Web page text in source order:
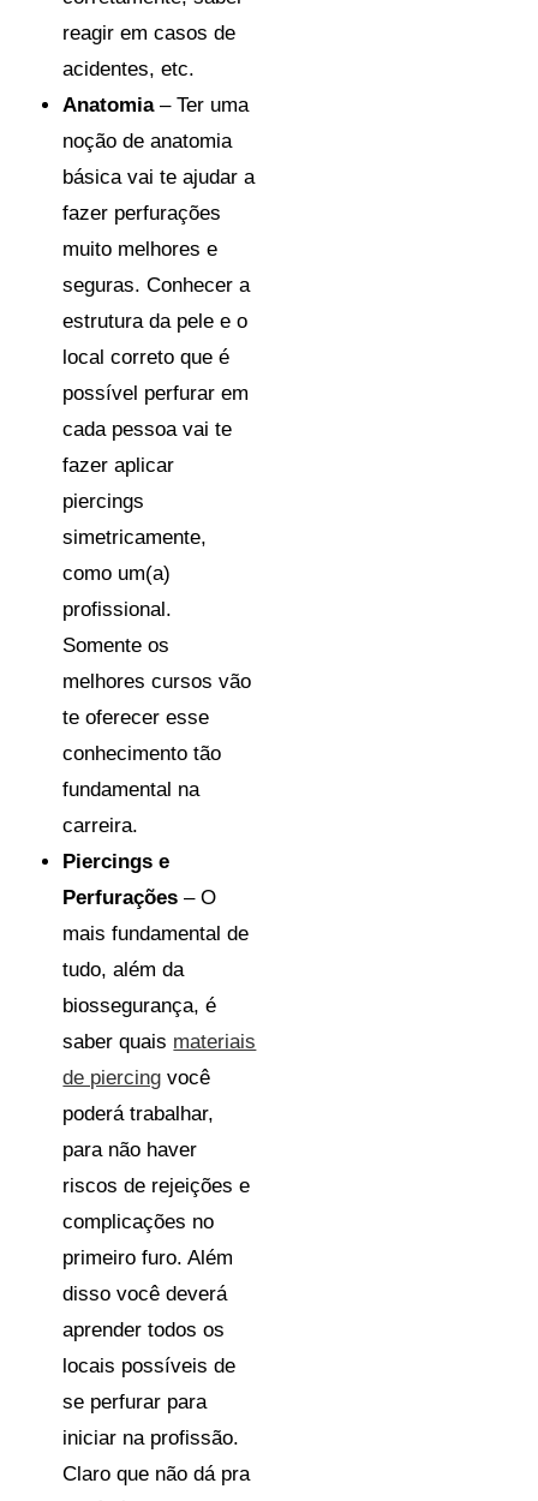
reagir em casos de
acidentes, etc.
Anatomia– Ter uma
noção de anatomia
básica vai te ajudar a
fazer perfurações
muito melhores e
seguras. Conhecer a
estrutura da pele e o
local correto que é
possível perfurar em
cada pessoa vai te
fazer aplicar
piercings
simetricamente,
como um(a)
profissional.
Somente os
melhores cursos vão
te oferecer esse
conhecimento tão
fundamental na
carreira.
Piercings e
Perfurações – O
mais fundamental de
tudo, além da
biossegurança, é
saber quais materiais
de piercing você
poderá trabalhar,
para não haver
riscos de rejeições e
complicações no
primeiro furo. Além
disso você deverá
aprender todos os
locais possíveis de
se perfurar para
iniciar na profissão.
Claro que não dá pra